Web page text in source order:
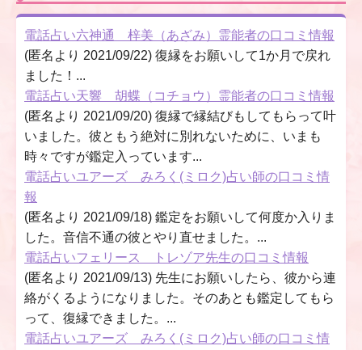
電話占い六神通 梓美（あざみ）霊能者の口コミ情報
(匿名より 2021/09/22) 復縁をお願いして1か月で戻れ
ました！...
電話占い天響 胡蝶（コチョウ）霊能者の口コミ情報
(匿名より 2021/09/20) 復縁で縁結びもしてもらって叶
いました。彼ともう絶対に別れないために、いまも
時々ですが鑑定入っています...
電話占いユアーズ みろく(ミロク)占い師の口コミ情
報
(匿名より 2021/09/18) 鑑定をお願いして何度か入りま
した。音信不通の彼とやり直せました。...
電話占いフェリース トレゾア先生の口コミ情報
(匿名より 2021/09/13) 先生にお願いしたら、彼から連
絡がくるようになりました。そのあとも鑑定してもら
って、復縁できました。...
電話占いユアーズ みろく(ミロク)占い師の口コミ情